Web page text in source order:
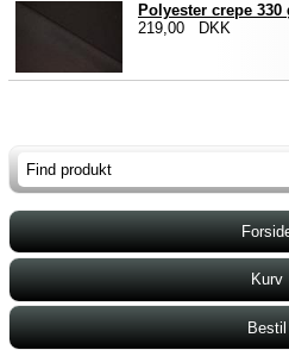
Polyester crepe
219,00 DKK
Kurv
Bestil